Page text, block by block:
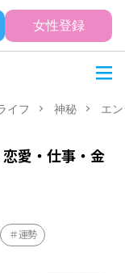
女性登録
イフ 神秘 エ
愛・仕事・金
運勢